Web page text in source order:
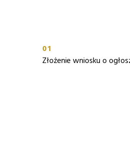
01
Złożenie wniosku o